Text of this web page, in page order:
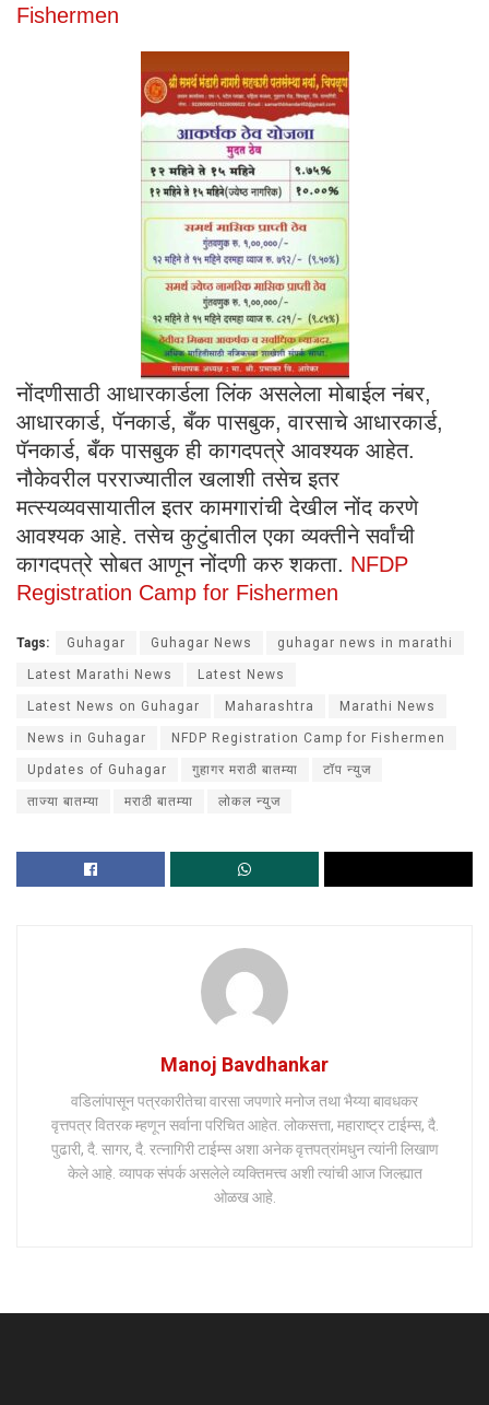
Fishermen
नोंदणीसाठी आधारकार्डला लिंक असलेला मोबाईल नंबर,
आधारकार्ड, पॅनकार्ड, बँक पासबुक, वारसाचे आधारकार्ड,
पॅनकार्ड, बँक पासबुक ही कागदपत्रे आवश्यक आहेत.
नौकेवरील परराज्यातील खलाशी तसेच इतर
मत्स्यव्यवसायातील इतर कामगारांची देखील नोंद करणे
आवश्यक आहे. तसेच कुटुंबातील एका व्यक्तीने सर्वांची
कागदपत्रे सोबत आणून नोंदणी करु शकता. NFDP
Registration Camp for Fishermen
Tags: Guhagar Guhagar News guhagar news in marathi
Latest Marathi News Latest News
Latest News on Guhagar Maharashtra Marathi News
News in Guhagar NFDP Registration Camp for Fishermen
Updates of Guhagar गुहागर मराठी बातम्या टॉप न्युज
ताज्या बातम्या मराठी बातम्या लोकल न्युज
Manoj Bavdhankar
वडिलांपासून पत्रकारीतेचा वारसा जपणारे मनोज तथा भैय्या बावधकर
वृत्तपत्र वितरक म्हणून सर्वाना परिचित आहेत. लोकसत्ता, महाराष्ट्र टाईम्स, दै.
पुढारी, दै. सागर, दै. रत्नागिरी टाईम्स अशा अनेक वृत्तपत्रांमधुन त्यांनी लिखाण
केले आहे. व्यापक संपर्क असलेले व्यक्तिमत्त्व अशी त्यांची आज जिल्ह्यात
ओळख आहे.